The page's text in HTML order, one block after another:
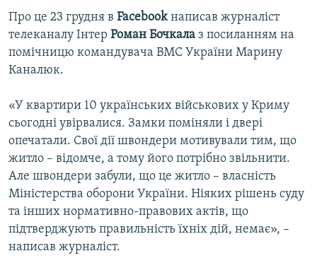
Про це 23 грудня в Facebookнаписав журналіст
телеканалу Інтер Роман Бочкала з посиланням на
помічницю командувача ВМС України Марину
Каналюк.
«У квартири 10 українських військових у Криму
сьогодні увірвалися. Замки поміняли і двері
опечатали. Свої дії швондери мотивували тим, що
житло – відомче, а тому його потрібно звільнити.
Але швондери забули, що це житло – власність
Міністерства оборони України. Ніяких рішень суду
та інших нормативно-правових актів, що
підтверджують правильність їхніх дій, немає», –
написав журналіст.